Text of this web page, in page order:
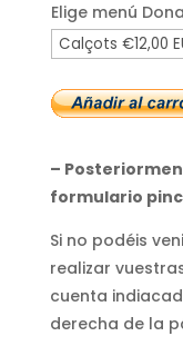
Elige menú
–
formulario
Si no podéis
realizar
cuenta
derecha de la